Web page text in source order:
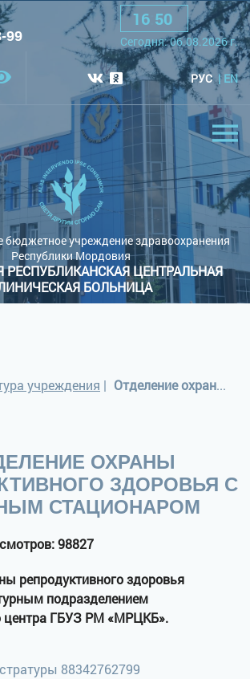
A
Черная схема
99
16 50
Cегодня:06.08.2026г.
РУС EN
бюджетное учреждение здравоохранения
Республики Мордовия
РЕСПУБЛИКАНСКАЯ ЦЕНТРАЛЬНАЯ
БОЛЬНИЦА
учреждения | Отделение охраны репродуктивного здоровья с дневным стационаром
ОХРАНЫ
ЗДОРОВЬЯ С
СТАЦИОНАРОМ
98827
репродуктивного здоровья
подразделением
центра ГБУЗ РМ «МРЦКБ».
88342762799